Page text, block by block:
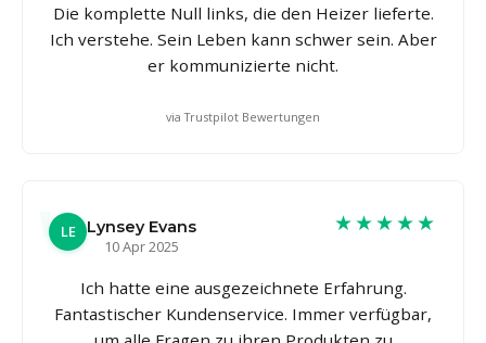
Die komplette Null links, die den Heizer lieferte.
Ich verstehe. Sein Leben kann schwer sein. Aber
er kommunizierte nicht.
via Trustpilot Bewertungen
LE
Lynsey Evans
10 Apr 2025
★★★★★
Ich hatte eine ausgezeichnete Erfahrung.
Fantastischer Kundenservice. Immer verfügbar,